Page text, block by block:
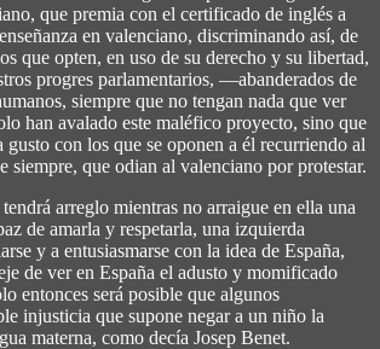
que premia con el certificado de inglés a
en valenciano, discriminando así, de
que opten, en uso de su derecho y su libertad,
progres parlamentarios, ―abanderados de
siempre que no tengan nada que ver
han avalado este maléfico proyecto, sino que
gusto con los que se oponen a él recurriendo al
siempre, que odian al valenciano por protestar.
arreglo mientras no arraigue en ella una
de amarla y respetarla, una izquierda
y a entusiasmarse con la idea de España,
de ver en España el adusto y momificado
entonces será posible que algunos
injusticia que supone negar a un niño la
materna, como decía Josep Benet.